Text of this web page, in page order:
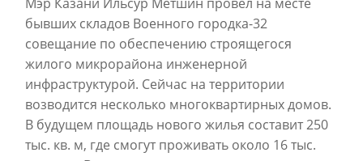
бывших складов Военного городка-32
совещание по обеспечению строящегося
жилого микрорайона инженерной
инфраструктурой. Сейчас на территории
возводится несколько многоквартирных домов.
В будущем площадь нового жилья составит 250
тыс. кв. м, где смогут проживать около 16 тыс.